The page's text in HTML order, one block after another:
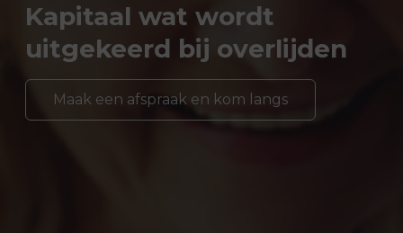
Kapitaal wat wordt
uitgekeerd bij overlijden
Maak een afspraak en kom langs